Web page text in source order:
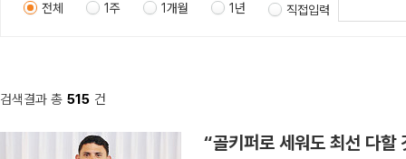
전체 1주 1개월 1년 직접입력
검색결과 총 515 건
“골키퍼로 세워도 최선 다